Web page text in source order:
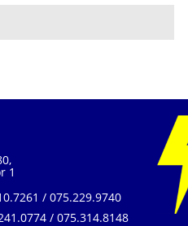
1
/ 075.229.9740
/ 075.314.8148